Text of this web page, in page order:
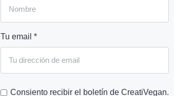
Tu email *
Consiento recibir el boletín de CreatiVegan.